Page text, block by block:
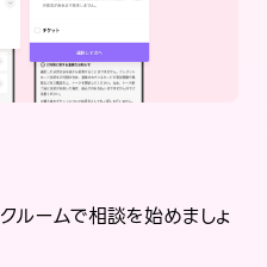
ルームで相談を始めましょ